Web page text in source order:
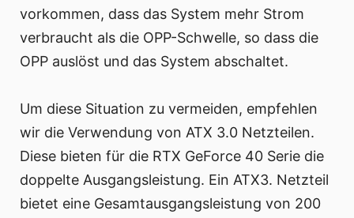
vorkommen, dass das System mehr Strom
verbraucht als die OPP-Schwelle, so dass die
OPP auslöst und das System abschaltet.
Um diese Situation zu vermeiden, empfehlen
wir die Verwendung von ATX 3.0 Netzteilen.
Diese bieten für die RTX GeForce 40 Serie die
doppelte Ausgangsleistung. Ein ATX3. Netzteil
bietet eine Gesamtausgangsleistung von 200